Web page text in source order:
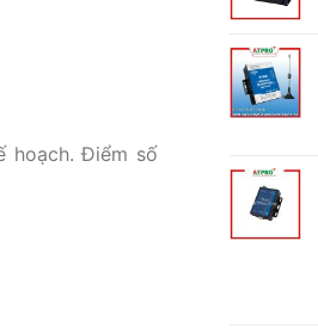
hoạch. Điểm số